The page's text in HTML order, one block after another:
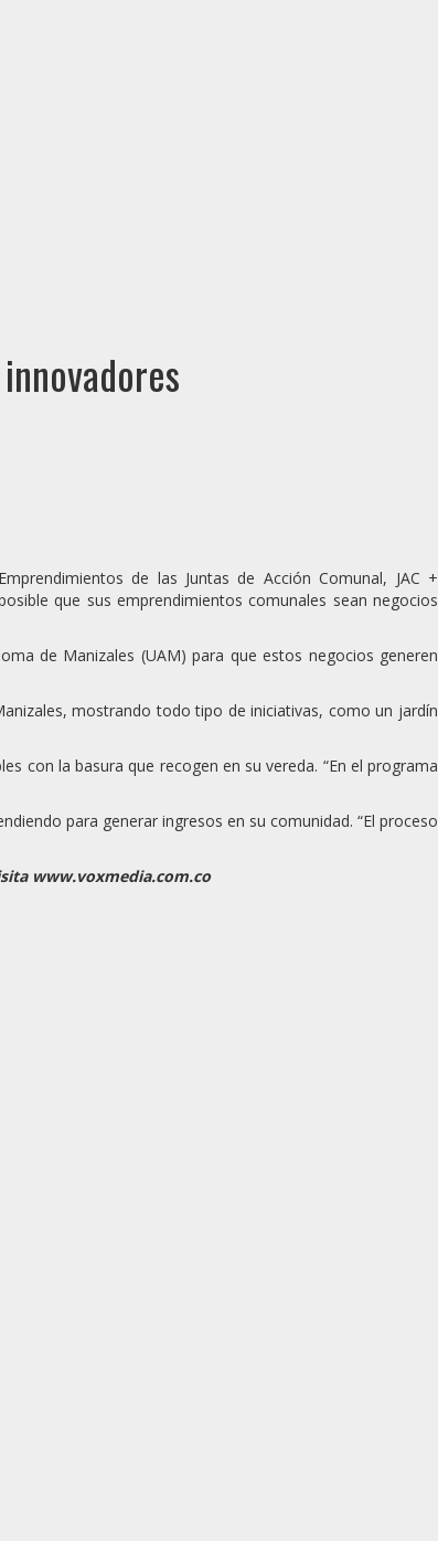
de las Juntas de Acción Comunal, JAC +
que sus emprendimientos comunales sean negocios
de Manizales (UAM) para que estos negocios generen
mostrando todo tipo de iniciativas, como un jardín
con la basura que recogen en su vereda. “En el programa
para generar ingresos en su comunidad. “El proceso
www.voxmedia.com.co